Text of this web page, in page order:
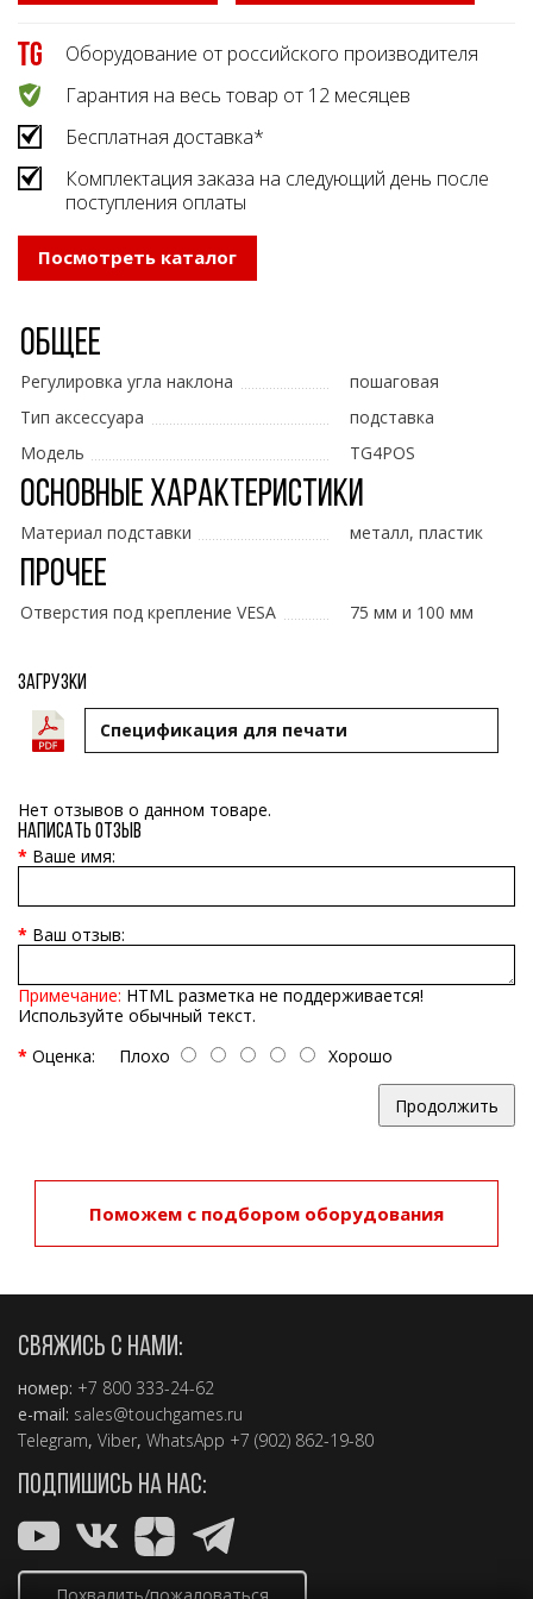
Оборудование от российского производителя
Гарантия на весь товар от 12 месяцев
Бесплатная доставка*
Комплектация заказа на следующий день после
поступления оплаты
Посмотреть каталог
Общее
Регулировка угла наклона
пошаговая
Тип аксессуара
подставка
Модель
TG4POS
Основные характеристики
Материал подставки металл, пластик
Прочее
Отверстия под крепление VESA 75 мм и 100 мм
Загрузки
Cпецификация для печати
Нет отзывов о данном товаре.
Написать отзыв
Ваше имя:
Ваш отзыв:
Примечание: HTML разметка не поддерживается!
Используйте обычный текст.
Оценка: Плохо Хорошо
Продолжить
Поможем с подбором оборудования
СВЯЖИСЬ С НАМИ:
номер: +7 800 333-24-62
e-mail: sales@touchgames.ru
Telegram, Viber, WhatsApp +7 (902) 862-19-80
ПОДПИШИСЬ НА НАС: